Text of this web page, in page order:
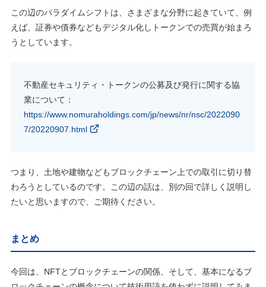
この辺のパラダイムシフトは、さまざまな分野に起きていて、例
えば、証券や債券などもデジタル化しトークンでの売買が始まろ
うとしています。
不動産セキュリティ・トークンの公募及び発行に関する協
業について：
https://www.nomuraholdings.com/jp/news/nr/nsc/2022090
7/20220907.html
つまり、土地や建物などもブロックチェーン上での取引に切り替
わろうとしているのです。この辺の話は、別の回で詳しく説明し
たいと思いますので、ご期待ください。
まとめ
今回は、NFTとブロックチェーンの関係、そして、基本になるブ